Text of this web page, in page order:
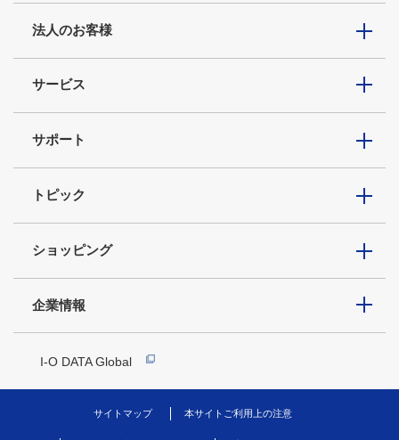
法人のお客様
サービス
サポート
トピック
ショッピング
企業情報
I-O DATA Global
サイトマップ 本サイトご利用上の注意